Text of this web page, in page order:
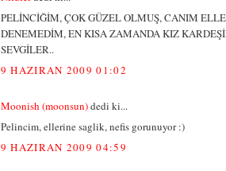
PELİNCİĞİM, ÇOK GÜZEL OLMUŞ, CANIM
DENEMEDİM, EN KISA ZAMANDA KIZ
SEVGİLER..
9 HAZIRAN 2009 01:02
Moonish (moonsun)dedi ki...
Pelincim, ellerine saglik, nefis gorunuyor :)
9 HAZIRAN 2009 04:59